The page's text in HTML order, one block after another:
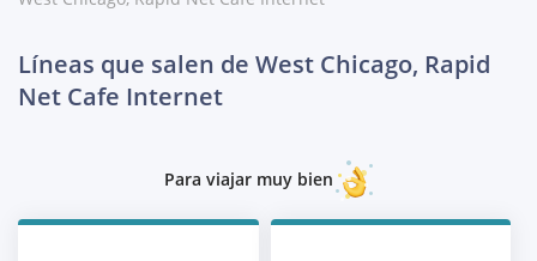
Líneas que salen de West Chicago, Rapid
Net Cafe Internet
Para viajar muy bien